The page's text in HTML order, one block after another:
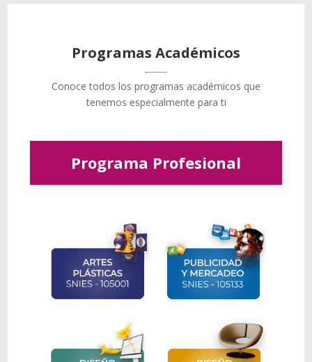
Programas Académicos
Conoce todos los programas académicos que
tenemos especialmente para ti
Programa Profesional